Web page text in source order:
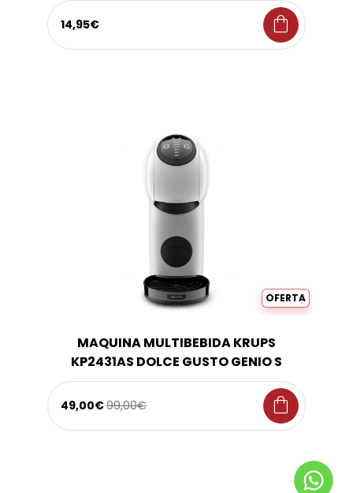
14,95€ shopping_bag
OFERTA
MAQUINA MULTIBEBIDA KRUPS
KP2431AS DOLCE GUSTO GENIO S
49,00€99,00€ shopping_bag